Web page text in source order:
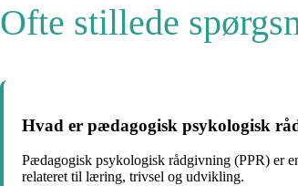
Ofte stillede
Hvad er pædagogisk psykologisk
Pædagogisk psykologisk rådgivning (PPR) er
relateret til læring, trivsel og udvikling.